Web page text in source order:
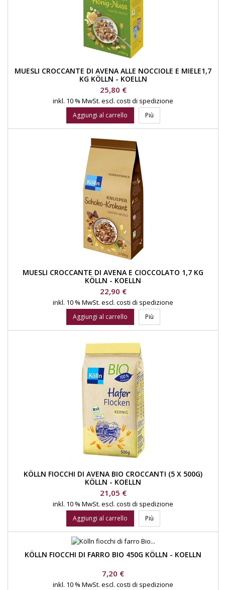
MUESLI CROCCANTE DI AVENA ALLE NOCCIOLE E MIELE1,7
KG KÖLLN - KOELLN
Prezzo
25,80 €
inkl. 10 % MwSt. escl. costi di spedizione
Aggiungi al carrello Più
MUESLI CROCCANTE DI AVENA E CIOCCOLATO 1,7 KG
KÖLLN - KOELLN
Prezzo
22,90 €
inkl. 10 % MwSt. escl. costi di spedizione
Aggiungi al carrello Più
KÖLLN FIOCCHI DI AVENA BIO CROCCANTI (5 X 500G)
KÖLLN - KOELLN
Prezzo
21,05 €
inkl. 10 % MwSt. escl. costi di spedizione
Aggiungi al carrello Più
KÖLLN FIOCCHI DI FARRO BIO 450G KÖLLN - KOELLN
Prezzo
7,20 €
inkl. 10 % MwSt. escl. costi di spedizione